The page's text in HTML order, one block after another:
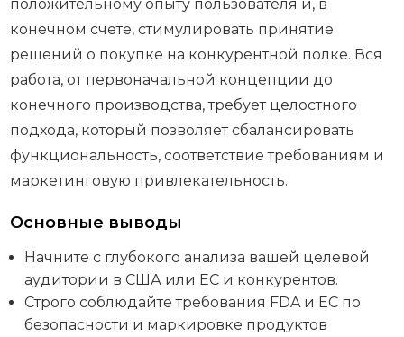
положительному опыту пользователя и, в
конечном счете, стимулировать принятие
решений о покупке на конкурентной полке. Вся
работа, от первоначальной концепции до
конечного производства, требует целостного
подхода, который позволяет сбалансировать
функциональность, соответствие требованиям и
маркетинговую привлекательность.
Основные выводы
Начните с глубокого анализа вашей целевой
аудитории в США или ЕС и конкурентов.
Строго соблюдайте требования FDA и ЕС по
безопасности и маркировке продуктов